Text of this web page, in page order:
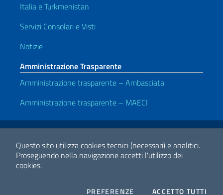
Questo sito utilizza cookies tecnici (necessari) e analitici.
Proseguendo nella navigazione accetti l'utilizzo dei
cookies.
PREFERENZE COOKIESACCETTO TUTTI
Italia e Turkmenistan
Servizi Consolari e Visti
Notizie
Amministrazione Trasparente
Amministrazione trasparente – Ambasciata
Amministrazione trasparente – MAECI
Link Utili